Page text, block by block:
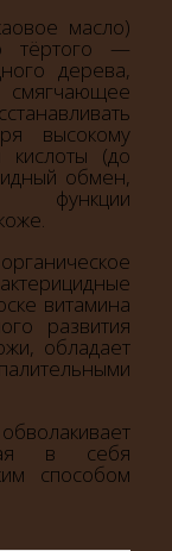
масло)
тёртого —
дерева,
высокому
(до
обмен,
функции
витамина
развития
обладает
в себя
способом